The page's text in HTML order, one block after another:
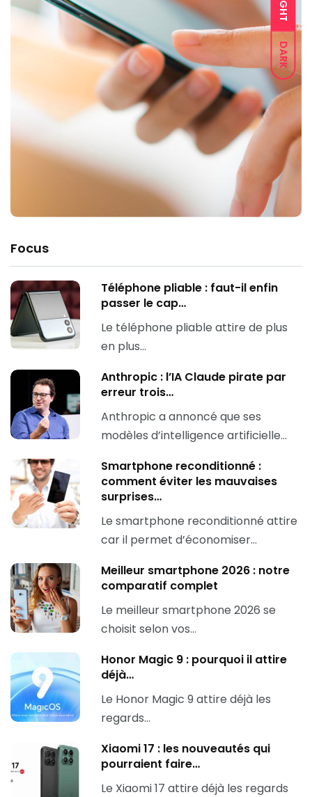
LIGHT
DARK
Focus
Téléphone pliable : faut-il enfin
passer le cap…
Le téléphone pliable attire de plus
en plus…
Anthropic : l’IA Claude pirate par
erreur trois…
Anthropic a annoncé que ses
modèles d’intelligence artificielle…
Smartphone reconditionné :
comment éviter les mauvaises
surprises…
Le smartphone reconditionné attire
car il permet d’économiser…
Meilleur smartphone 2026 : notre
comparatif complet
Le meilleur smartphone 2026 se
choisit selon vos…
Honor Magic 9 : pourquoi il attire
déjà…
Le Honor Magic 9 attire déjà les
regards…
Xiaomi 17 : les nouveautés qui
pourraient faire…
Le Xiaomi 17 attire déjà les regards